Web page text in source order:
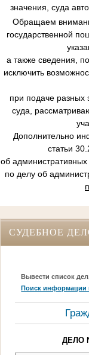
значения, суда
Обращаем
государственной
а также сведения,
исключить
при подаче разных
суда,
Дополнительно
статьи
об
по делу об
СУДЕБНОЕ
Вывести список
Поиск информации
ДЕЛО №